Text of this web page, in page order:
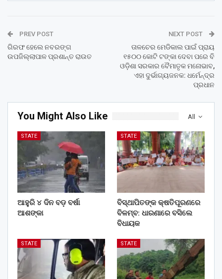
PREV POST
ଗିରଫ ହେଲେ ନବରଙ୍ଗ
ଉପଜିଲ୍ଲାପାଳ ପ୍ରଶାନ୍ତ ରାଉତ
NEXT POST
ତାଳଚେର ମେଡିକାଲ ପାଇଁ ପ୍ରାୟ
୧୫୦୦ କୋଟି ଟଙ୍କା ଦେବା ପରେ ବି
ଓଡ଼ିଶା ସରକାର ବୈମାତୃକ ମନୋଭାବ,
ଏହା ଦୁର୍ଭାଗ୍ୟଜନକ: ଧର୍ମେନ୍ଦ୍ର
ପ୍ରଧାନ
All
You Might Also Like
STATE
ଆହୁରି ୪ ଦିନ ବଡ଼ ବର୍ଷା
ଆଶଙ୍କା
STATE
ବିସ୍ଥାପିତଙ୍କ କ୍ଷତିପୂରଣରେ
ବିଳମ୍ବ: ଧାରଣାରେ ବସିଲେ
ବିଧାୟକ
STATE STATE